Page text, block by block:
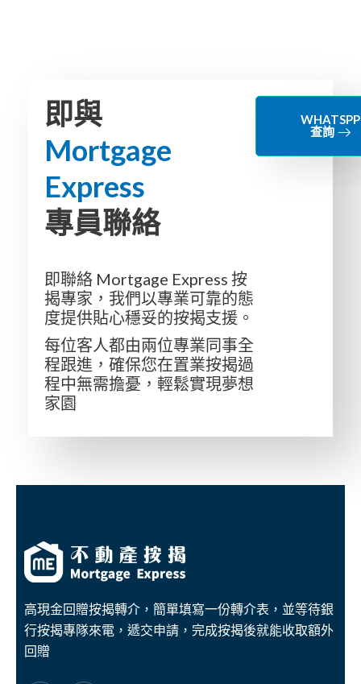
即與
Mortgage
Express
專員聯絡
即聯絡 Mortgage Express 按
揭專家，我們以專業可靠的態
度提供貼心穩妥的按揭支援。
每位客人都由兩位專業同事全
程跟進，確保您在置業按揭過
程中無需擔憂，輕鬆實現夢想
家園
WHATSPP
查詢
高現金回贈按揭轉介，簡單填寫一份轉介表，並等待銀
行按揭專隊來電，遞交申請，完成按揭後就能收取額外
回贈